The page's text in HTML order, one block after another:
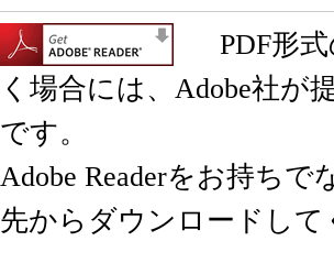
PDF形
く場合には、Adobe社が
です。
Adobe Readerをお持ち
先からダウンロードし